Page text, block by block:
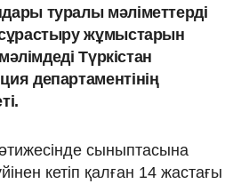
туралы мәліметтерді
жұмыстарын
Түркістан
департаментінің
сыныптасына
кетіп қалған 14 жастағы